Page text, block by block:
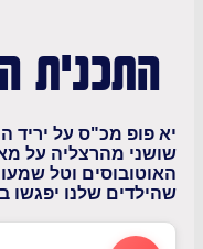
המלאה
מכ"ס על יריד הרחוב
מהרצליה על מאבק
וטל שמעוני על
שלנו יפגשו בעוד